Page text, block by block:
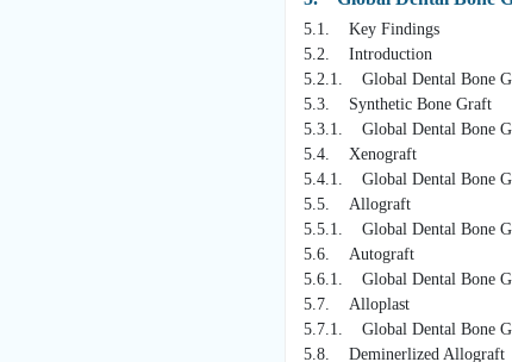
5.1. Key Findings
5.2. Introduction
5.2.1. Global Dental Bone
5.3. Synthetic Bone Graft
5.3.1. Global Dental Bone
5.4. Xenograft
5.4.1. Global Dental Bone
5.5. Allograft
5.5.1. Global Dental Bone
5.6. Autograft
5.6.1. Global Dental Bone
5.7. Alloplast
5.7.1. Global Dental Bone
5.8. Deminerlized Allograft